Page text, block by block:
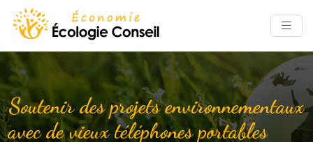
Soutenir des projets environnementaux
avec de vieux téléphones portables